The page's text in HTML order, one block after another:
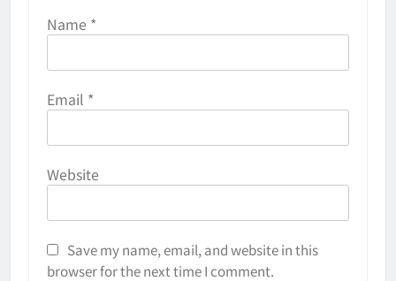
Name *
Email *
Website
Save my name, email, and website in this
browser for the next time I comment.